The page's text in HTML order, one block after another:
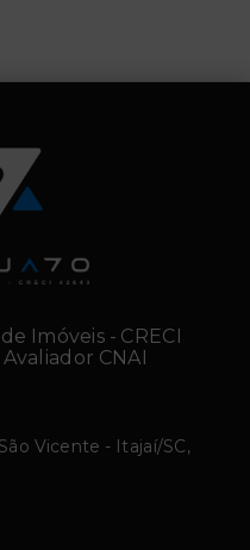
Imóveis - CRECI
CNAI
Vicente - Itajaí/SC,